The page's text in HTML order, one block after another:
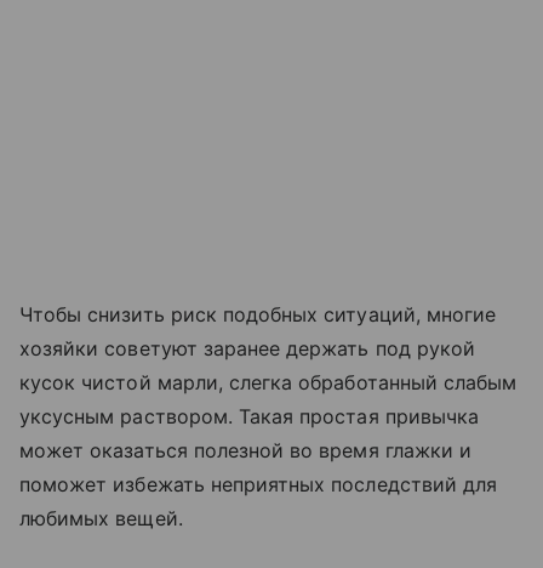
Чтобы снизить риск подобных ситуаций, многие
хозяйки советуют заранее держать под рукой
кусок чистой марли, слегка обработанный слабым
уксусным раствором. Такая простая привычка
может оказаться полезной во время глажки и
поможет избежать неприятных последствий для
любимых вещей.